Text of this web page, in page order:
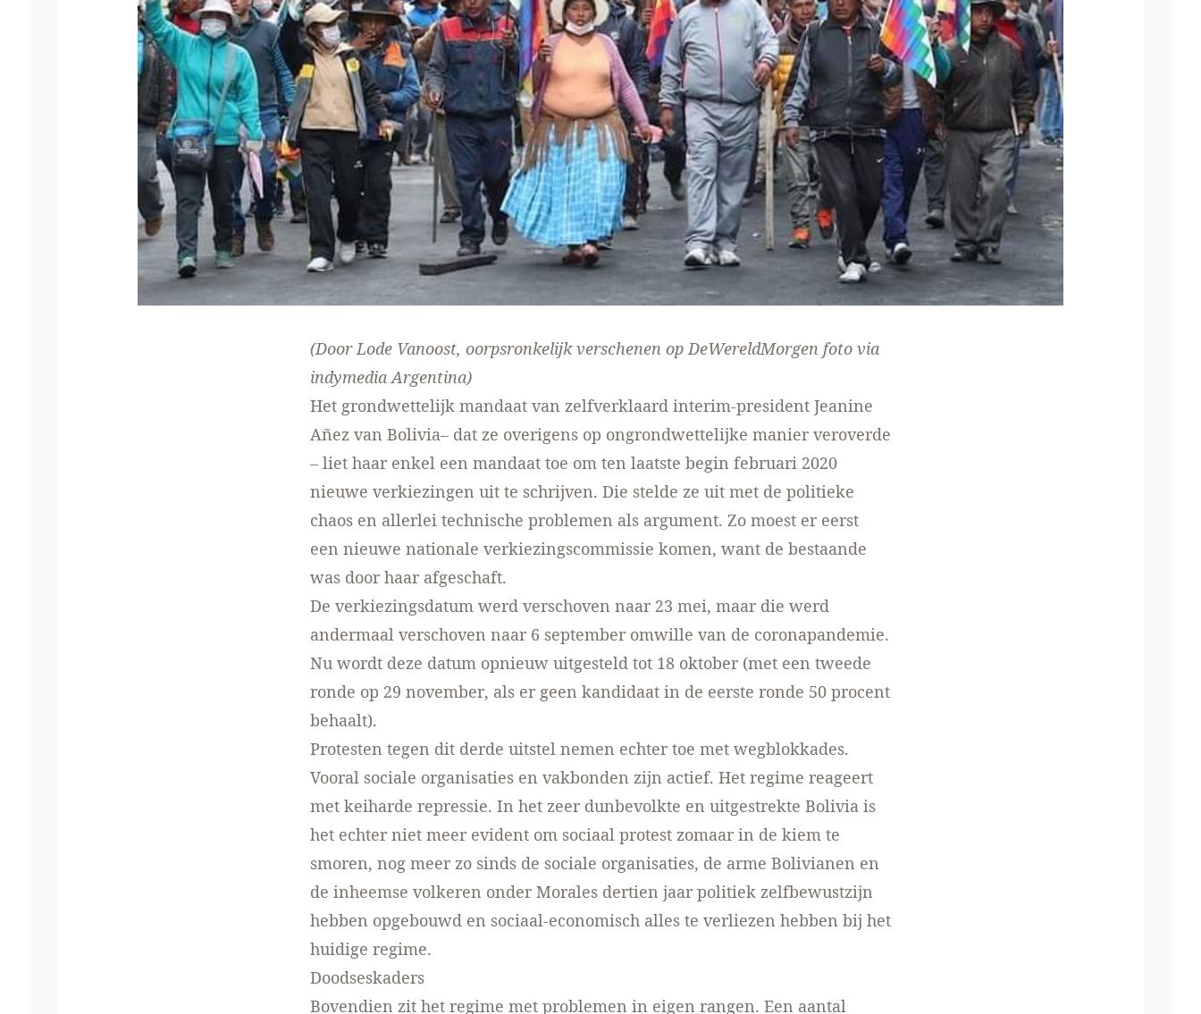
(Door Lode Vanoost, oorpsronkelijk verschenen op DeWereldMorgen foto via
indymedia Argentina)
Het grondwettelijk mandaat van zelfverklaard interim-president Jeanine
Añez van Bolivia– dat ze overigens op ongrondwettelijke manier veroverde
– liet haar enkel een mandaat toe om ten laatste begin februari 2020
nieuwe verkiezingen uit te schrijven. Die stelde ze uit met de politieke
chaos en allerlei technische problemen als argument. Zo moest er eerst
een nieuwe nationale verkiezingscommissie komen, want de bestaande
was door haar afgeschaft.
De verkiezingsdatum werd verschoven naar 23 mei, maar die werd
andermaal verschoven naar 6 september omwille van de coronapandemie.
Nu wordt deze datum opnieuw uitgesteld tot 18 oktober (met een tweede
ronde op 29 november, als er geen kandidaat in de eerste ronde 50 procent
behaalt).
Protesten tegen dit derde uitstel nemen echter toe met wegblokkades.
Vooral sociale organisaties en vakbonden zijn actief. Het regime reageert
met keiharde repressie. In het zeer dunbevolkte en uitgestrekte Bolivia is
het echter niet meer evident om sociaal protest zomaar in de kiem te
smoren, nog meer zo sinds de sociale organisaties, de arme Bolivianen en
de inheemse volkeren onder Morales dertien jaar politiek zelfbewustzijn
hebben opgebouwd en sociaal-economisch alles te verliezen hebben bij het
huidige regime.
Doodseskaders
Bovendien zit het regime met problemen in eigen rangen. Een aantal